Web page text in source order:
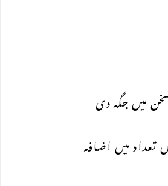
میں جگہ دی
میں اضافہ